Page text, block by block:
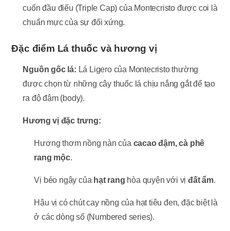
cuốn đầu điếu (Triple Cap) của Montecristo được coi là
chuẩn mực của sự đối xứng.
Đặc điểm Lá thuốc và hương vị
Nguồn gốc lá: Lá Ligero của Montecristo thường
được chọn từ những cây thuốc lá chịu nắng gắt để tạo
ra độ đậm (body).
Hương vị đặc trưng:
Hương thơm nồng nàn của cacao đậm, cà phê
rang mộc.
Vị béo ngậy của hạt rang hòa quyện với vịđất ẩm.
Hậu vị có chút cay nồng của hạt tiêu đen, đặc biệt là
ở các dòng số (Numbered series).